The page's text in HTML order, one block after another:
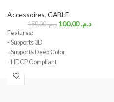
Accessoires, CABLE
د.م.150,00 د.م.100,00
Features:
- Supports 3D
- Supports Deep Color
- HDCP Compliant
- No power supply is needed